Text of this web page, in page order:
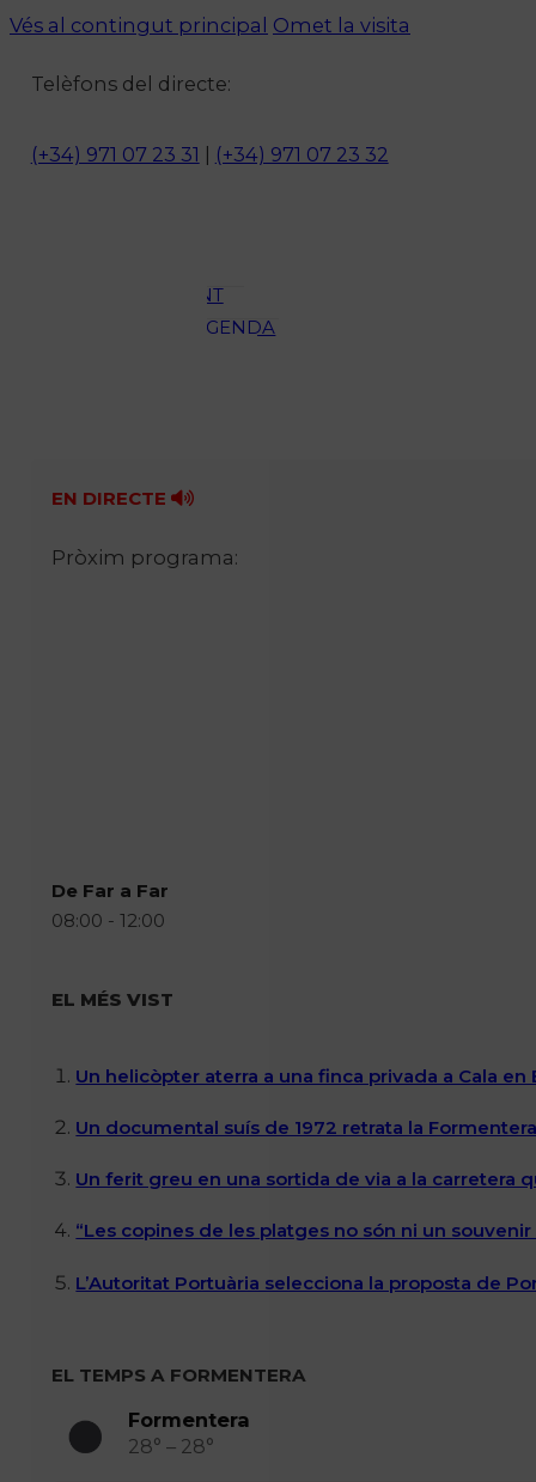
Vés al contingut principal Omet la visita
Telèfons del directe:
(+34) 971 07 23 31 (+34) 971 07 23 32
OCI
AMBIENT
AGENDA
Fes-te'n soci!
EN DIRECTE
Pròxim programa:
De Far a Far
08:00 - 12:00
EL MÉS VIST
Un helicòpter aterra a una finca privada a Cala
Un documental suís de 1972 retrata la
Un ferit greu en una sortida de via a la carretera
“Les copines de les platges no són ni un
L’Autoritat Portuària selecciona la proposta de
EL TEMPS A FORMENTERA
Formentera
28° – 28°